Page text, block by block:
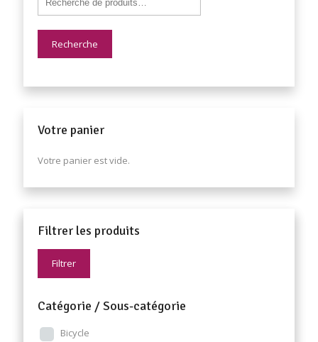
Recherche
Votre panier
Votre panier est vide.
Filtrer les produits
Filtrer
Catégorie / Sous-catégorie
Bicycle